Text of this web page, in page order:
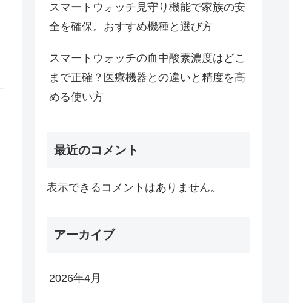
スマートウォッチ見守り機能で家族の安
全を確保。おすすめ機種と選び方
スマートウォッチの血中酸素濃度はどこ
まで正確？医療機器との違いと精度を高
める使い方
最近のコメント
表示できるコメントはありません。
アーカイブ
2026年4月